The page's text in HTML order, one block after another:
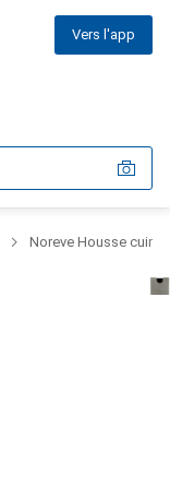
Vers l'app
Noreve Housse cuir